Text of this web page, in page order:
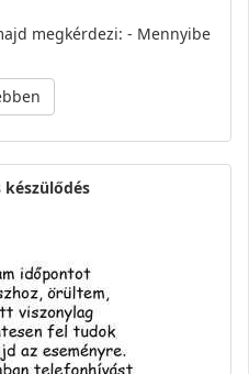
megkérdezi: - Mennyibe
készülődés